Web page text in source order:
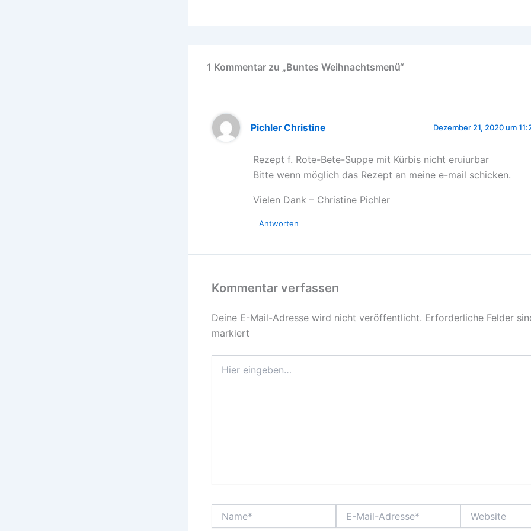
1 Kommentar zu „Buntes Weihnachtsmenü“
Pichler Christine Dezember 21, 2020 um
Rezept f. Rote-Bete-Suppe mit Kürbis nicht eruiurbar
Bitte wenn möglich das Rezept an meine e-mail schicken.
Vielen Dank – Christine Pichler
Antworten
Kommentar verfassen
Deine E-Mail-Adresse wird nicht veröffentlicht. Erforderliche Felder
markiert
eingeben…
Mail-